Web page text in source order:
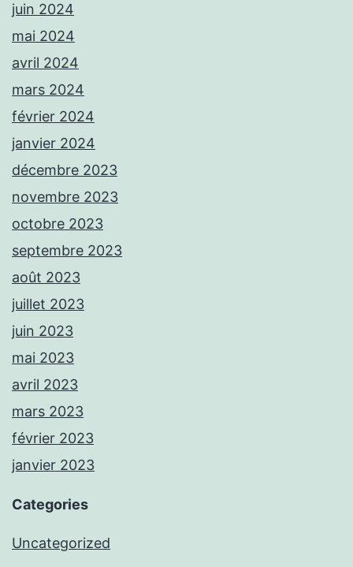
juin 2024
mai 2024
avril 2024
mars 2024
février 2024
janvier 2024
décembre 2023
novembre 2023
octobre 2023
septembre 2023
août 2023
juillet 2023
juin 2023
mai 2023
avril 2023
mars 2023
février 2023
janvier 2023
Categories
Uncategorized